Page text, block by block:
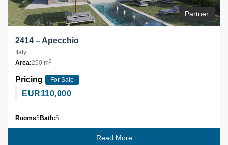
Partner
2414 – Apecchio
Italy
Area:250 m2
Pricing For Sale
EUR110,000
Rooms5 Bath:5
Read More